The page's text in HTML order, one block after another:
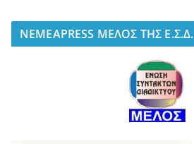
NEMEAPRESS ΜΕΛΟΣ ΤΗΣ Ε.Σ.Δ.